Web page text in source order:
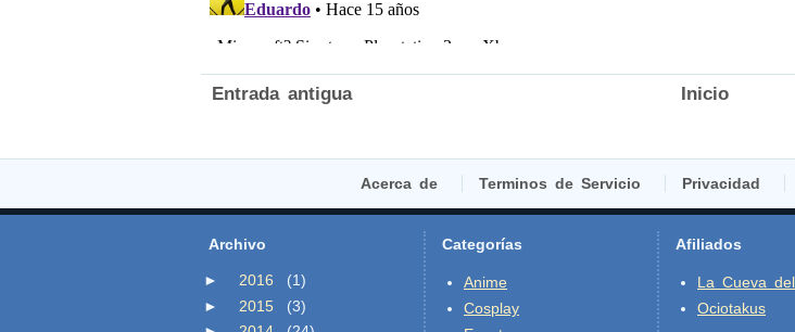
Entrada antigua Inicio
Acerca de Terminos de Servicio Privacidad
Archivo
► 2016
(1)
►
2015
(3)
Categorías
Anime
Cosplay
Afiliados
La Cueva
Ociotakus